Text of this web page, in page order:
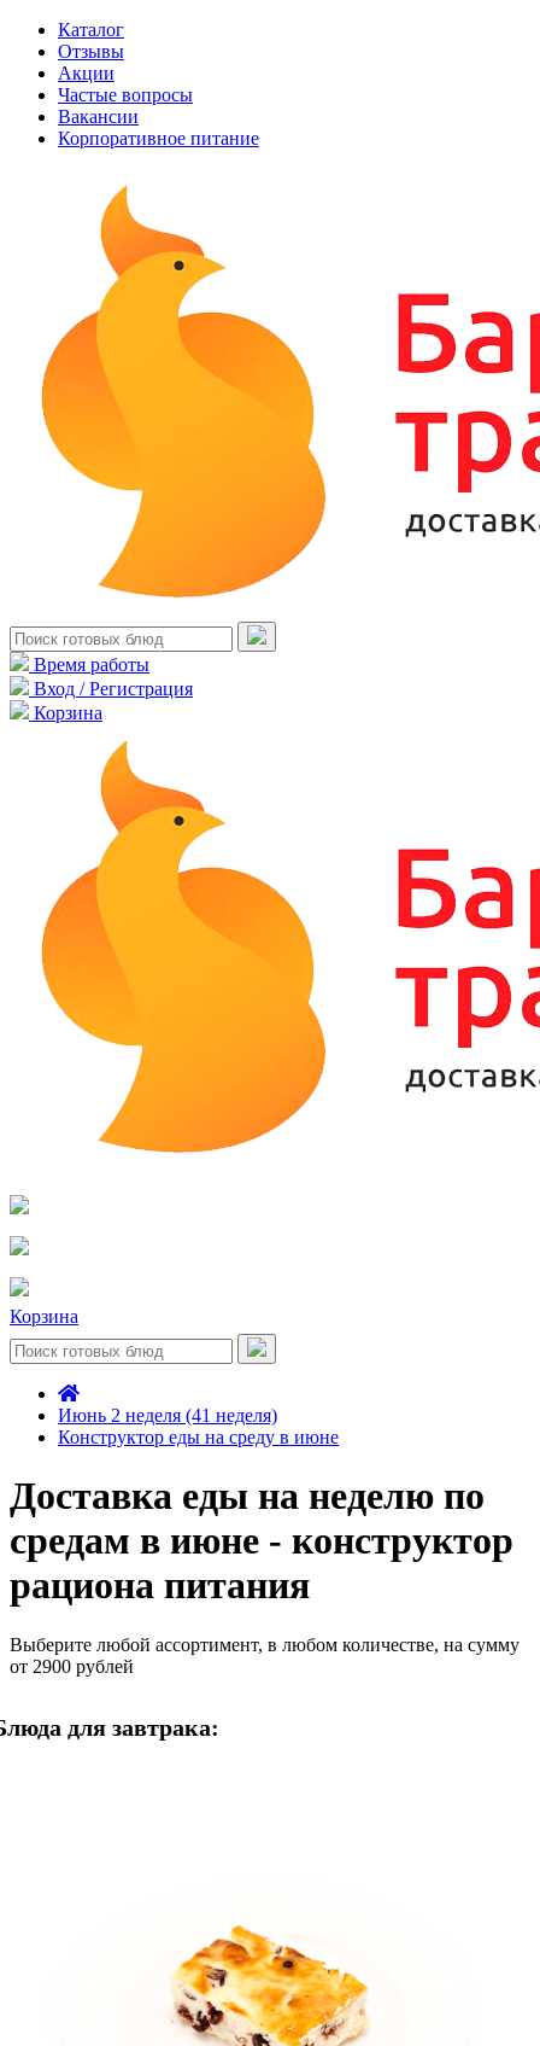
Каталог
Отзывы
Акции
Частые вопросы
Вакансии
Корпоративное питание
Время работы
Вход / Регистрация
Корзина
Корзина
Июнь 2 неделя (41 неделя)
Конструктор еды на среду в июне
Доставка еды на неделю по
средам в июне - конструктор
рациона питания
Выберите любой ассортимент, в любом количестве, на сумму
от 2900 рублей
для завтрака: